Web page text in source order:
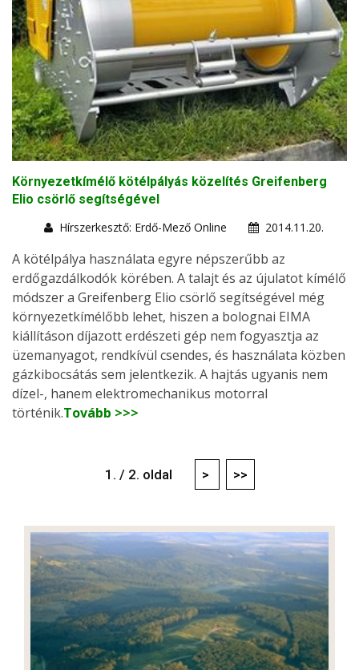
Környezetkímélő kötélpályás közelítés Greifenberg
Elio csörlő segítségével
Hírszerkesztő: Erdő-Mező Online
2014.11.20.
A kötélpálya használata egyre népszerűbb az
erdőgazdálkodók körében. A talajt és az újulatot kímélő
módszer a Greifenberg Elio csörlő segítségével még
környezetkímélőbb lehet, hiszen a bolognai EIMA
kiállításon díjazott erdészeti gép nem fogyasztja az
üzemanyagot, rendkívül csendes, és használata közben
gázkibocsátás sem jelentkezik. A hajtás ugyanis nem
dízel-, hanem elektromechanikus motorral
történik.Tovább >>>
1. / 2. oldal > >>